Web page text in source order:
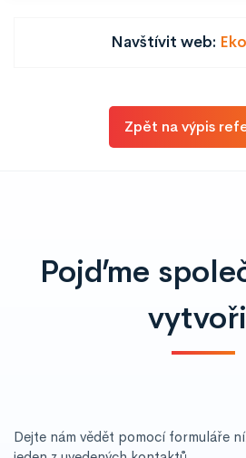
Navštívit web:
Zpět na výpis
Pojďme
Dejte nám vědět pomocí formuláře